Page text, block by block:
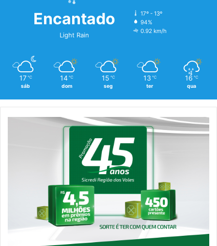
Encantado
Light Rain
17º - 13º
94%
0.92 km/h
17 ℃
sáb
14 ℃
dom
15 ℃
seg
13 ℃
ter
16 ℃
qua